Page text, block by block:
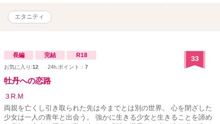
エタニティ
長編 完結 R18
お気に入り:12 24h.ポイント： 7
33
牡丹への恋路
３R.M
両親を亡くし引き取られた先は今までとは別の世界。 心を閉ざした
少女は一人の青年と出会う。 強かに生きる少女と生きることを諦め